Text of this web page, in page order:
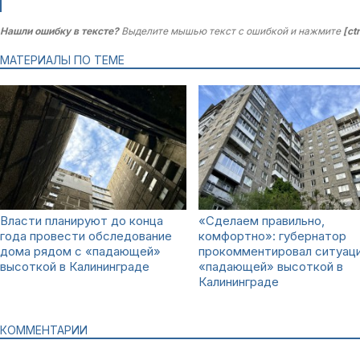
Нашли ошибку в тексте?Выделите мышью текст с ошибкой и нажмите
МАТЕРИАЛЫ ПО ТЕМЕ
Власти планируют до конца
года провести обследование
дома рядом с «падающей»
высоткой в Калининграде
«Сделаем правильно,
комфортно»: губернатор
прокомментировал
«падающей» высоткой в
Калининграде
КОММЕНТАРИИ